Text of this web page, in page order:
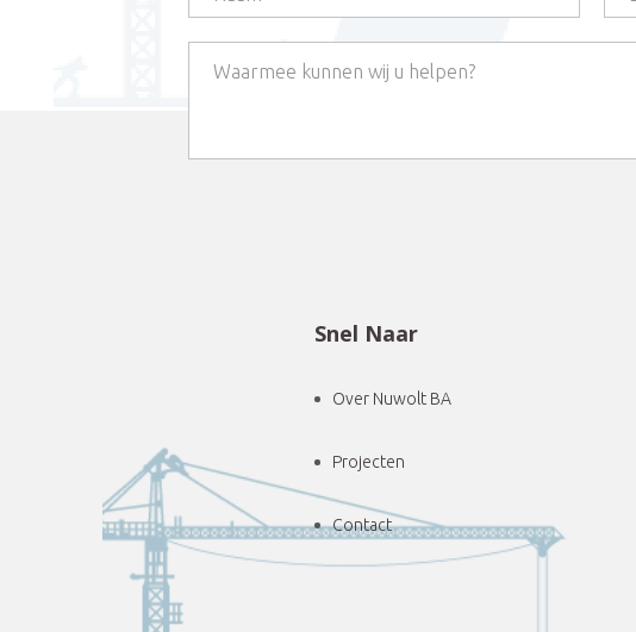
Snel Naar
Over Nuwolt BA
Projecten
Contact